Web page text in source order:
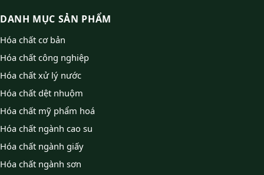
DANH MỤC SẢN PHẨM
Hóa chất cơ bản
Hóa chất công nghiệp
Hóa chất xử lý nước
Hóa chất dệt nhuộm
Hóa chất mỹ phẩm hoá
Hóa chất ngành cao su
Hóa chất ngành giấy
Hóa chất ngành sơn